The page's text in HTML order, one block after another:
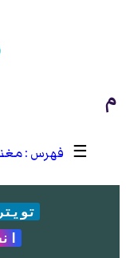
م
☰
تويتر